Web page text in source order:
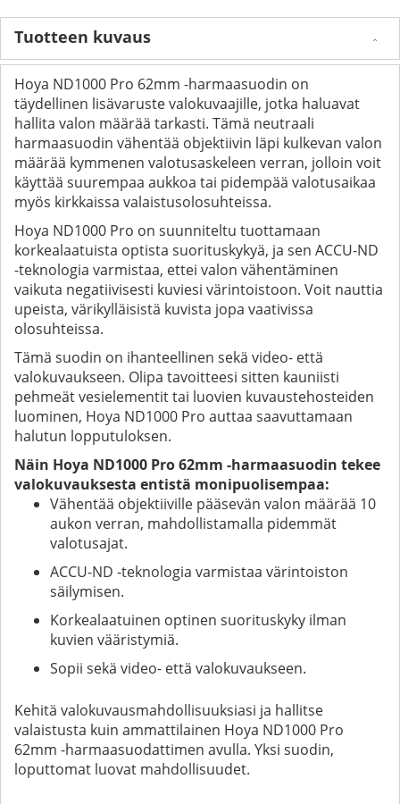
Tuotteen kuvaus
Hoya ND1000 Pro 62mm -harmaasuodin on
täydellinen lisävaruste valokuvaajille, jotka haluavat
hallita valon määrää tarkasti. Tämä neutraali
harmaasuodin vähentää objektiivin läpi kulkevan valon
määrää kymmenen valotusaskeleen verran, jolloin voit
käyttää suurempaa aukkoa tai pidempää valotusaikaa
myös kirkkaissa valaistusolosuhteissa.
Hoya ND1000 Pro on suunniteltu tuottamaan
korkealaatuista optista suorituskykyä, ja sen ACCU-ND
-teknologia varmistaa, ettei valon vähentäminen
vaikuta negatiivisesti kuviesi värintoistoon. Voit nauttia
upeista, värikylläisistä kuvista jopa vaativissa
olosuhteissa.
Tämä suodin on ihanteellinen sekä video- että
valokuvaukseen. Olipa tavoitteesi sitten kauniisti
pehmeät vesielementit tai luovien kuvaustehosteiden
luominen, Hoya ND1000 Pro auttaa saavuttamaan
halutun lopputuloksen.
Näin Hoya ND1000 Pro 62mm -harmaasuodin tekee
valokuvauksesta entistä monipuolisempaa:
Vähentää objektiiville pääsevän valon määrää 10
aukon verran, mahdollistamalla pidemmät
valotusajat.
ACCU-ND -teknologia varmistaa värintoiston
säilymisen.
Korkealaatuinen optinen suorituskyky ilman
kuvien vääristymiä.
Sopii sekä video- että valokuvaukseen.
Kehitä valokuvausmahdollisuuksiasi ja hallitse
valaistusta kuin ammattilainen Hoya ND1000 Pro
62mm -harmaasuodattimen avulla. Yksi suodin,
loputtomat luovat mahdollisuudet.